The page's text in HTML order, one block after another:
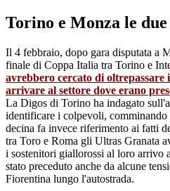
Torino e Monza le
Il 4 febbraio, dopo gara disputata a
finale di Coppa Italia tra Torino e
avrebbero cercato di
arrivare al settore dove erano
La Digos di Torino ha indagato
identificare i colpevoli,
decina fa invece riferimento ai fatti
tra Toro e Roma gli Ultras Granata
i sostenitori giallorossi al loro arrivo
stato preceduto anche da alcune
Fiorentina lungo l'autostrada.